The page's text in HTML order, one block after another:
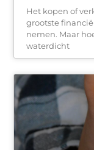
Het kopen of
grootste
nemen. Maar
waterdicht